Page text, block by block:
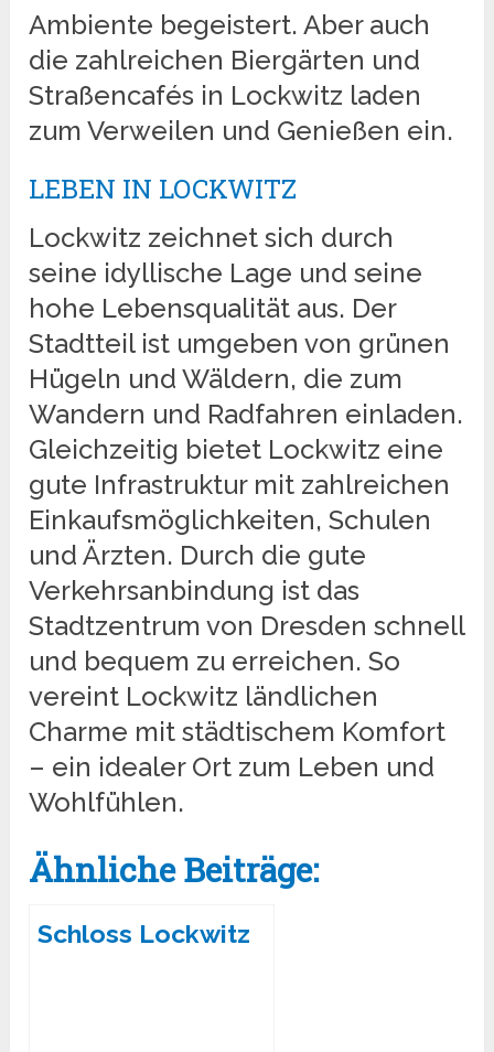
Ambiente begeistert. Aber auch
die zahlreichen Biergärten und
Straßencafés in Lockwitz laden
zum Verweilen und Genießen ein.
LEBEN IN LOCKWITZ
Lockwitz zeichnet sich durch
seine idyllische Lage und seine
hohe Lebensqualität aus. Der
Stadtteil ist umgeben von grünen
Hügeln und Wäldern, die zum
Wandern und Radfahren einladen.
Gleichzeitig bietet Lockwitz eine
gute Infrastruktur mit zahlreichen
Einkaufsmöglichkeiten, Schulen
und Ärzten. Durch die gute
Verkehrsanbindung ist das
Stadtzentrum von Dresden schnell
und bequem zu erreichen. So
vereint Lockwitz ländlichen
Charme mit städtischem Komfort
– ein idealer Ort zum Leben und
Wohlfühlen.
Ähnliche Beiträge:
Schloss Lockwitz